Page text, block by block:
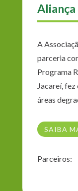
A
parceria
Programa
Jacareí,
áreas
SAIBA
Parceiros: